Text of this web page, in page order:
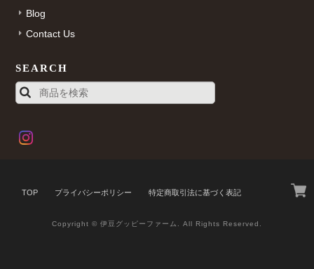
Blog
Contact Us
SEARCH
TOP プライバシーポリシー 特定商取引法に基づく表記
Copyright © 伊豆グッピーファーム. All Rights Reserved.